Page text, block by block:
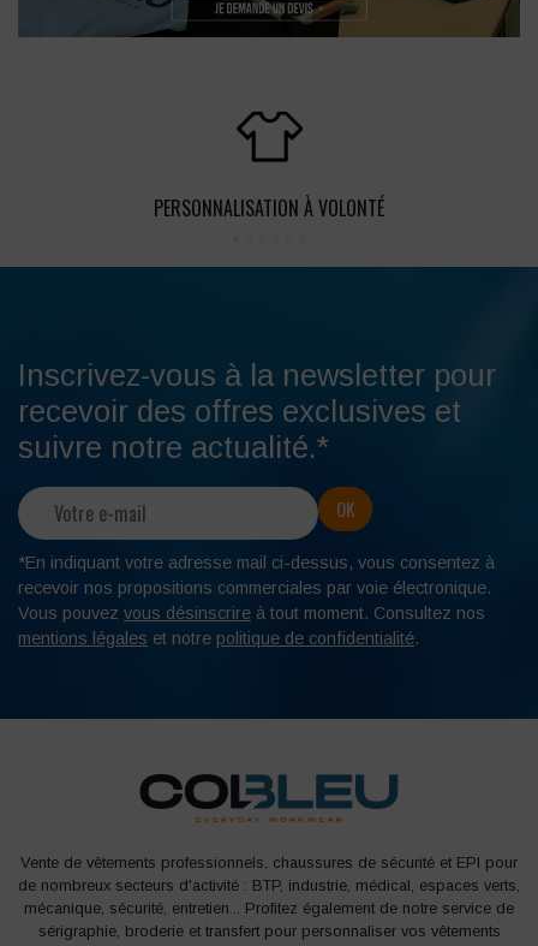
PERSONNALISATION À VOLONTÉ
Inscrivez-vous à la newsletter pour
recevoir des offres exclusives et
suivre notre actualité.*
*En indiquant votre adresse mail ci-dessus, vous consentez à
recevoir nos propositions commerciales par voie électronique.
Vous pouvez vous désinscrire à tout moment. Consultez nos
mentions légales et notre politique de confidentialité.
Vente de vêtements professionnels, chaussures de sécurité et EPI pour
de nombreux secteurs d'activité : BTP, industrie, médical, espaces verts,
mécanique, sécurité, entretien... Profitez également de notre service de
sérigraphie, broderie et transfert pour personnaliser vos vêtements